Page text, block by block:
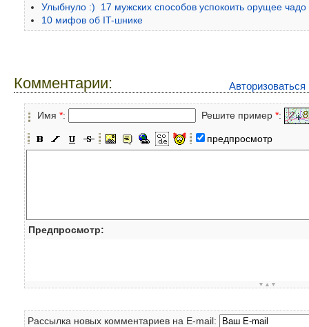
Улыбнуло :) 17 мужских способов успокоить орущее чадо
10 мифов об IT-шнике
Авторизоваться
Комментарии:
Имя *: Решите пример *:
предпросмотр
Предпросмотр:
▼▲▼
Рассылка новых комментариев на E-mail: